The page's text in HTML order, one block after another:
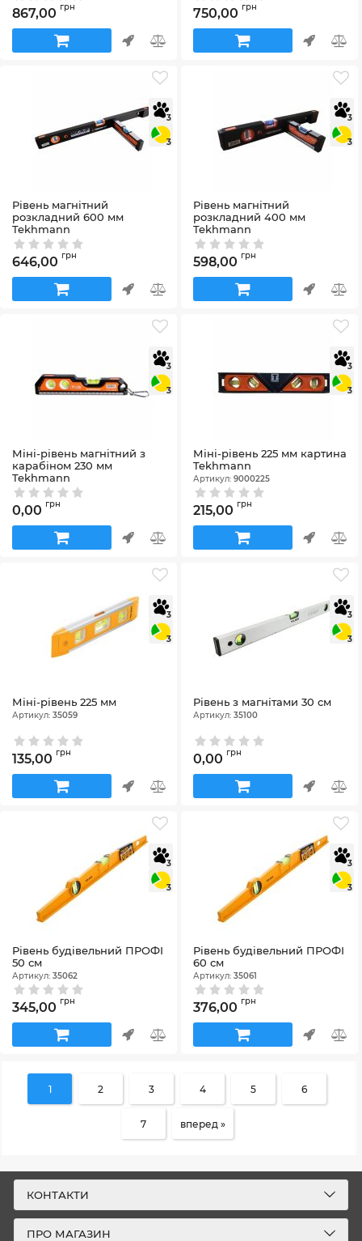
867,00 грн 750,00 грн
3
3
Рівень магнітний
розкладний 600 мм
Tekhmann
Артикул:9000600
646,00 грн
3
3
Рівень магнітний
розкладний 400 мм
Tekhmann
Артикул:9100400
598,00 грн
3
3
Міні-рівень магнітний з
карабіном 230 мм
Tekhmann
Артикул:9000230
0,00 грн
3
3
Міні-рівень 225 мм картина
Tekhmann
Артикул: 9000225
215,00 грн
3
3
Міні-рівень 225 мм
Артикул: 35059
135,00 грн
3
3
Рівень з магнітами 30 см
Артикул: 35100
0,00 грн
3
3
Рівень будівельний ПРОФІ
50 см
Артикул: 35062
345,00 грн
3
3
Рівень будівельний ПРОФІ
60 см
Артикул: 35061
376,00 грн
1 2 3 4 5 6
7 вперед »
КОНТАКТИ
ПРО МАГАЗИН